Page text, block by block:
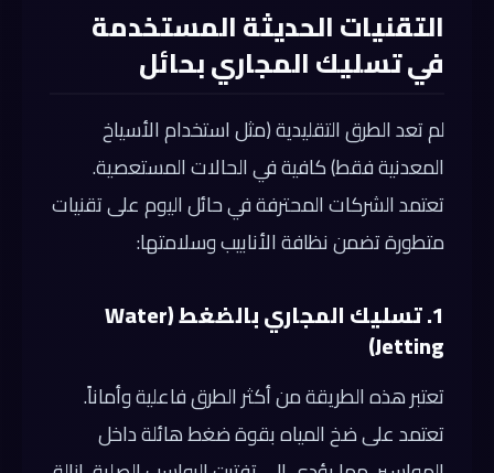
التقنيات الحديثة المستخدمة
في تسليك المجاري بحائل
لم تعد الطرق التقليدية (مثل استخدام الأسياخ
المعدنية فقط) كافية في الحالات المستعصية.
تعتمد الشركات المحترفة في حائل اليوم على تقنيات
متطورة تضمن نظافة الأنابيب وسلامتها:
1. تسليك المجاري بالضغط (Water
Jetting)
تعتبر هذه الطريقة من أكثر الطرق فاعلية وأماناً.
تعتمد على ضخ المياه بقوة ضغط هائلة داخل